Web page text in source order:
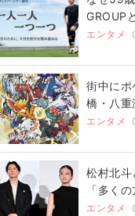
GROUP
エンタメ
街中に
橋・八重
エンタメ
松村北斗
「多く
エンタメ